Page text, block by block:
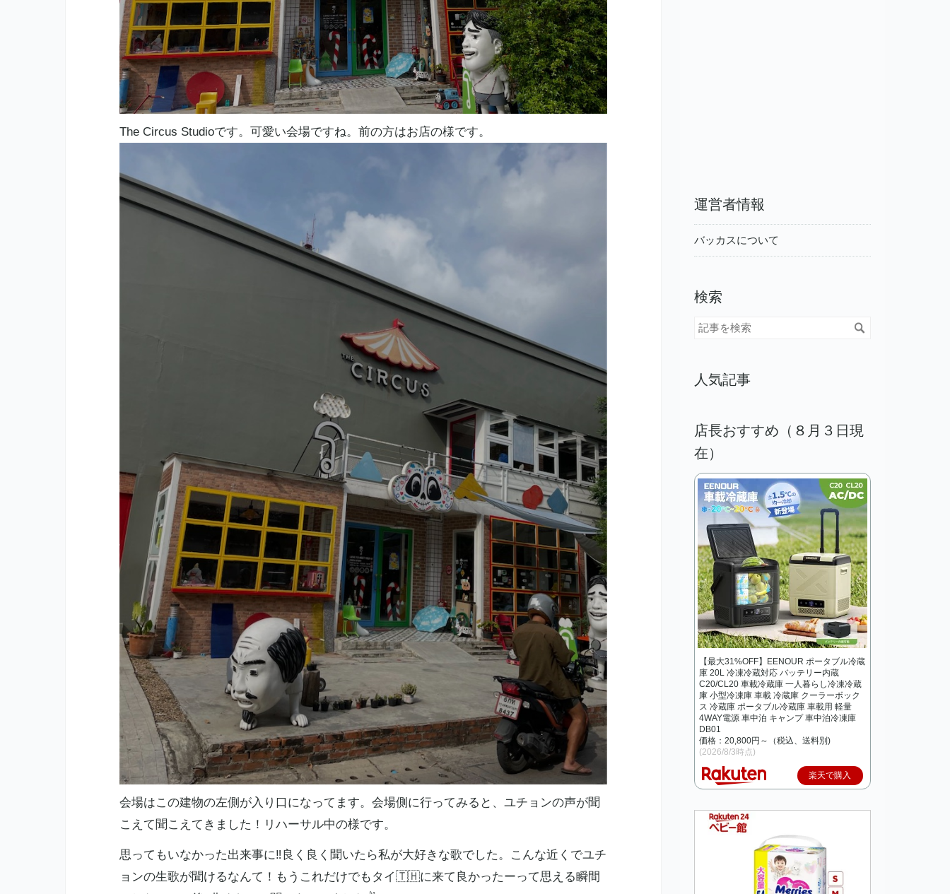
The Circus Studioです。可愛い会場ですね。前の方はお店の様です。
会場はこの建物の左側が入り口になってます。会場側に行ってみると、ユチョンの声が聞
こえて聞こえてきました！リハーサル中の様です。
思ってもいなかった出来事に‼️良く良く聞いたら私が大好きな歌でした。こんな近くでユチ
ョンの生歌が聞けるなんて！もうこれだけでもタイ🇹🇭に来て良かったーって思える瞬間
運営者情報
バッカスについて
検索
人気記事
店長おすすめ（８月３日現
在）
【最大31%OFF】EENOUR ポータブル冷蔵
庫 20L 冷凍冷蔵対応 バッテリー内蔵
C20/CL20 車載冷蔵庫 一人暮らし冷凍冷蔵
庫 小型冷凍庫 車載 冷蔵庫 クーラーボック
ス 冷蔵庫 ポータブル冷蔵庫 車載用 軽量
4WAY電源 車中泊 キャンプ 車中泊冷凍庫
DB01
価格：20,800円～（税込、送料別)
(2026/8/3時点)
楽天で購入